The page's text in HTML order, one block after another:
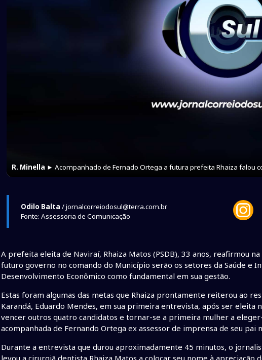
R. Minella ► Acompanhado de Fernado Ortega a futura prefeita Rhaiza falou
Odilo Balta / jornalcorreiodosul@terra.com.br
Fonte: Assessoria de Comunicação
A prefeita eleita de Naviraí, Rhaiza Matos (PSDB), 33 anos, reafirmou
futuro governo no comando do Município serão os setores da Saúde e
Desenvolvimento Econômico como fundamental em sua gestão.
Estas foram algumas das metas que Rhaiza prontamente reiterou ao
Karandá, Eduardo Mendes, em sua primeira entrevista, após ser eleita
vencer outros quatro candidatos e tornar-se a primeira mulher a
acompanhada de Fernando Ortega ex assessor de imprensa de seu pai
Durante a entrevista que durou aproximadamente 45 minutos, o
levou a cirurgiã dentista Rhaiza Matos a colocar seu nome à